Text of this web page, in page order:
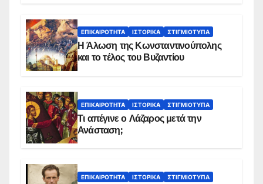
ΕΠΙΚΑΙΡΌΤΗΤΑ ΙΣΤΟΡΙΚΆ ΣΤΙΓΜΙΌΤΥΠΑ
Η Άλωση της Κωνσταντινούπολης
και το τέλος του Βυζαντίου
ΕΠΙΚΑΙΡΌΤΗΤΑ ΙΣΤΟΡΙΚΆ ΣΤΙΓΜΙΌΤΥΠΑ
Τι απέγινε ο Λάζαρος μετά την
Ανάσταση;
ΕΠΙΚΑΙΡΌΤΗΤΑ ΙΣΤΟΡΙΚΆ ΣΤΙΓΜΙΌΤΥΠΑ